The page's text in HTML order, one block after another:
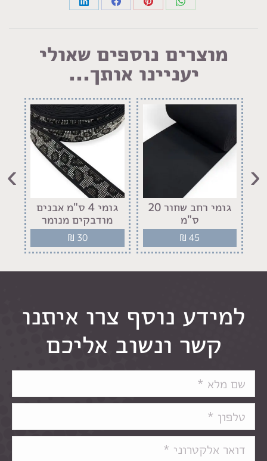
Share
Share
Share
Share
LinkedIn
מוצרים נוספים שאולי
יעניינו אותך...
גומי רחב שחור 20
ס"מ
₪ 45
גומי 4 ס"מ אבנים
מודבקים מנומר
₪ 30
‹
›
למידע נוסף צרו איתנו
קשר ונשוב אליכם